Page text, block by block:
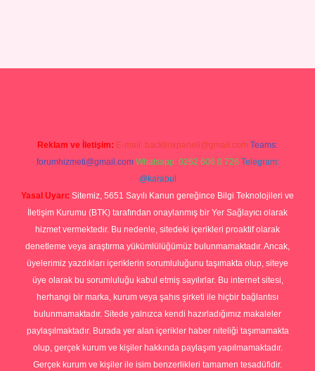
Reklam ve İletişim: E-mail: backlinkpaneli@gmail.com Teams:
forumhizmeti@gmail.com Whatsapp: 0262 606 0 726 Telegram:
@karabul
Yasal Uyarı: Sitemiz, 5651 Sayılı Kanun gereğince Bilgi Teknolojileri ve
İletişim Kurumu (BTK) tarafından onaylanmış bir Yer Sağlayıcı olarak
hizmet vermektedir. Bu nedenle, sitedeki içerikleri proaktif olarak
denetleme veya araştırma yükümlülüğümüz bulunmamaktadır. Ancak,
üyelerimiz yazdıkları içeriklerin sorumluluğunu taşımakta olup, siteye
üye olarak bu sorumluluğu kabul etmiş sayılırlar. Bu internet sitesi,
herhangi bir marka, kurum veya şahıs şirketi ile hiçbir bağlantısı
bulunmamaktadır. Sitede yalnızca kendi hazırladığımız makaleler
paylaşılmaktadır. Burada yer alan içerikler haber niteliği taşımamakta
olup, gerçek kurum ve kişiler hakkında paylaşım yapılmamaktadır.
Gerçek kurum ve kişiler ile isim benzerlikleri tamamen tesadüfidir.